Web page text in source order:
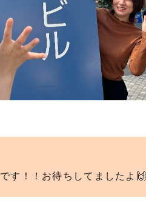
す！！お待ちしてましたよ🙌